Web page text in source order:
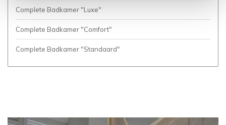
Complete Badkamer "Luxe"
Complete Badkamer "Comfort"
Complete Badkamer "Standaard"